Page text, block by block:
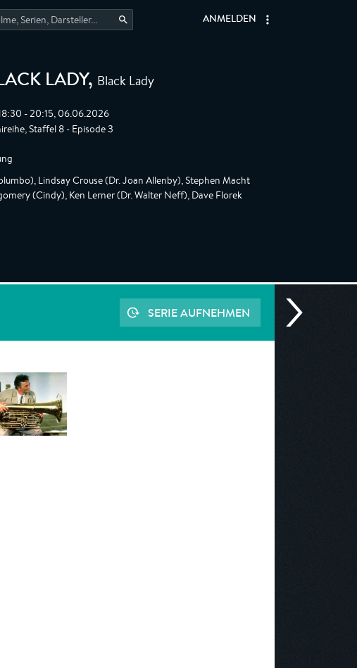
ANMELDEN
LADY, Black Lady
- 20:15, 06.06.2026
Staffel 8 - Episode 3
Lindsay Crouse (Dr. Joan Allenby), Stephen Macht
(Cindy), Ken Lerner (Dr. Walter Neff), Dave Florek
SERIE AUFNEHMEN